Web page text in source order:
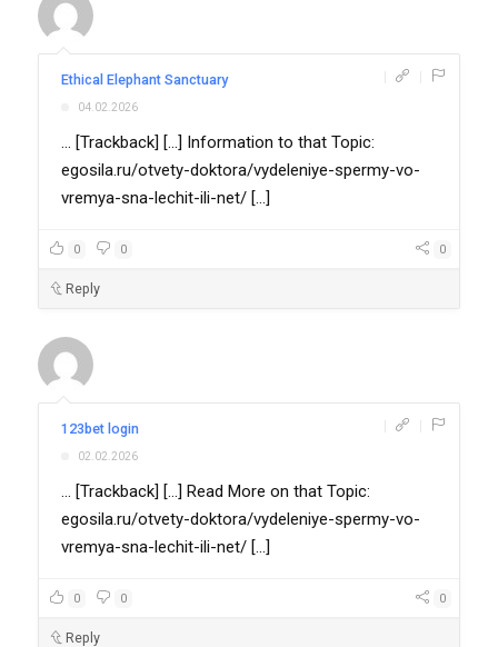
Ethical Elephant Sanctuary
04.02.2026
... [Trackback] [...] Information to that Topic:
egosila.ru/otvety-doktora/vydeleniye-spermy-vo-
vremya-sna-lechit-ili-net/ [...]
0 0 0
Reply
123bet login
02.02.2026
... [Trackback] [...] Read More on that Topic:
egosila.ru/otvety-doktora/vydeleniye-spermy-vo-
vremya-sna-lechit-ili-net/ [...]
0 0 0
Reply